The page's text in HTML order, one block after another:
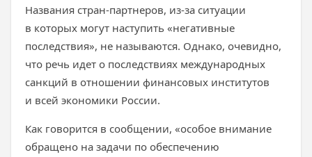
Названия стран-партнеров, из-за ситуации
в которых могут наступить «негативные
последствия», не называются. Однако, очевидно,
что речь идет о последствиях международных
санкций в отношении финансовых институтов
и всей экономики России.
Как говорится в сообщении, «особое внимание
обращено на задачи по обеспечению